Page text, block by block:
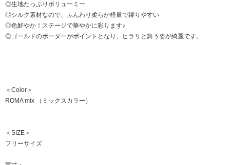
◎生地たっぷりボリューミー
◎シルク素材なので、ふんわり柔らか軽量で躍りやすい
◎色鮮やか！ステージで華やかに彩ります♪
◎ゴールドのボーダーがポイントとなり、ヒラリと舞う姿が綺麗です。
＜Color＞
ROMA mix （ミックスカラー）
＜SIZE＞
フリーサイズ